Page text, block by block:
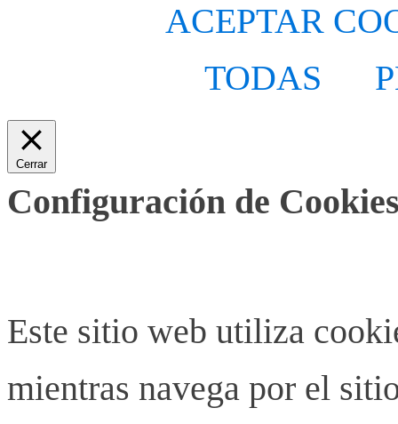
ACEPTAR
TODAS
Cerrar
Configuración de
Este sitio web utiliza
mientras navega por el